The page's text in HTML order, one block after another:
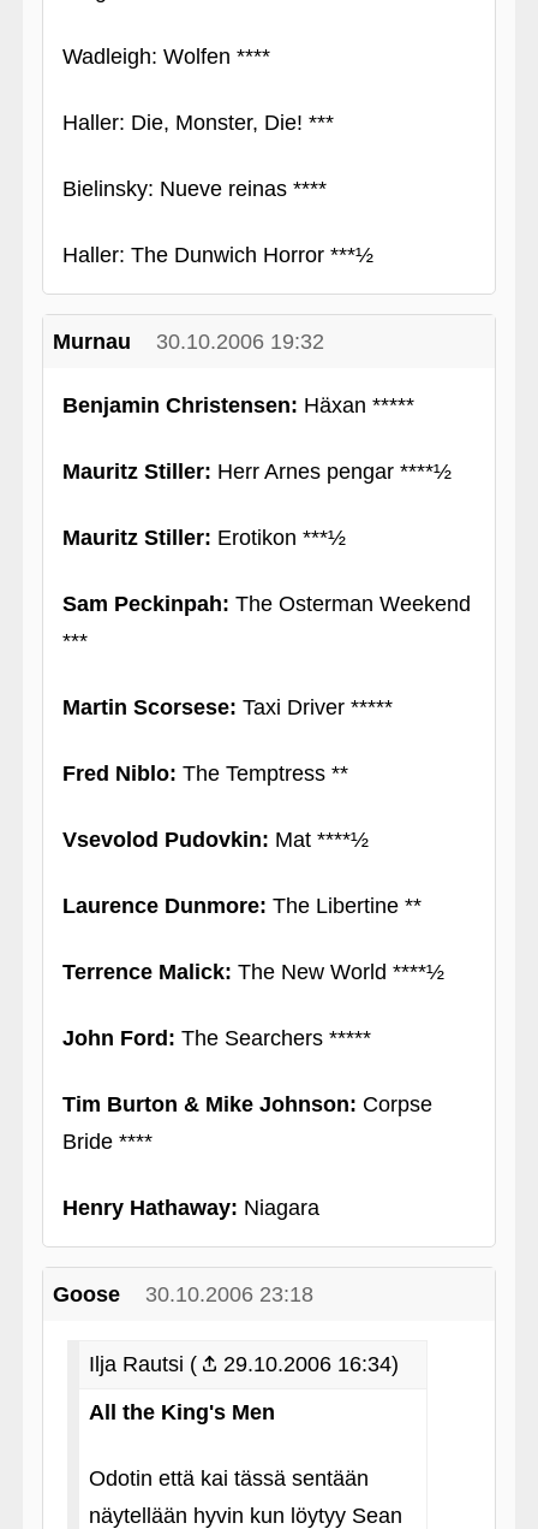
Wadleigh: Wolfen ****
Haller: Die, Monster, Die! ***
Bielinsky: Nueve reinas ****
Haller: The Dunwich Horror ***½
Murnau 30.10.2006 19:32
Benjamin Christensen: Häxan *****
Mauritz Stiller: Herr Arnes pengar ****½
Mauritz Stiller: Erotikon ***½
Sam Peckinpah: The Osterman Weekend
***
Martin Scorsese: Taxi Driver *****
Fred Niblo: The Temptress **
Vsevolod Pudovkin: Mat ****½
Laurence Dunmore: The Libertine **
Terrence Malick: The New World ****½
John Ford: The Searchers *****
Tim Burton & Mike Johnson: Corpse
Bride ****
Henry Hathaway: Niagara
Goose 30.10.2006 23:18
Ilja Rautsi (
29.10.2006 16:34)
All the King's Men
Odotin että kai tässä sentään
näytellään hyvin kun löytyy Sean